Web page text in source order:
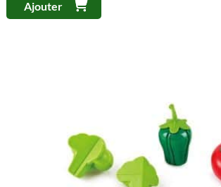
Ajouter